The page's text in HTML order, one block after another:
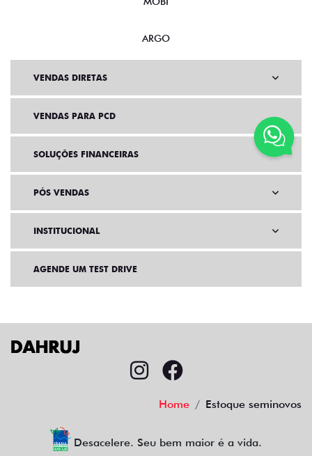
ARGO
VENDAS DIRETAS
VENDAS PARA PCD
SOLUÇÕES FINANCEIRAS
PÓS VENDAS
INSTITUCIONAL
AGENDE UM TEST DRIVE
Home Estoque seminovos
Desacelere. Seu bem maior é a vida.